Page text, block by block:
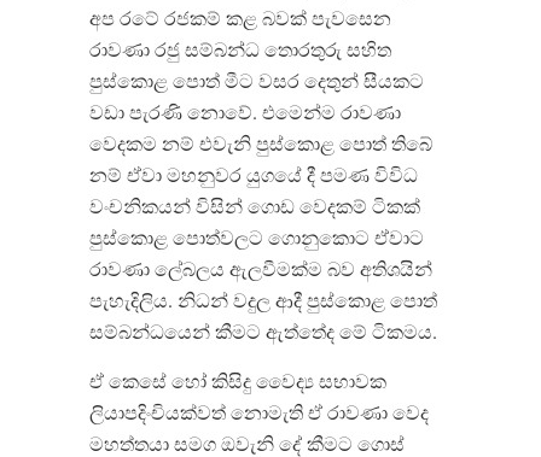
අප රටේ රජකම් කළ බවක් පැවසෙන
රාවණා රජු සම්බන්ධ තොරතුරු සහිත
පුස්කොළ පොත් මීට වසර දෙතුන් සීයකට
වඩා පැරණි නොවේ. එමෙන්ම රාවණා
වෙදකම නම් එවැනි පුස්කොළ පොත් තිබේ
නම් ඒවා මහනුවර යුගයේ දී පමණ විවිධ
වංචනිකයන් විසින් ගොඩ වෙදකම් ටිකක්
පුස්කොළ පොත්වලට ගොනුකොට ඒවාට
රාවණා ලේබලය ඇලවීමක්ම බව අතිශයින්
පැහැදිලිය. නිධන් වදුල ආදී පුස්කොළ පොත්
සම්බන්ධයෙන් කීමට ඇත්තේද මේ ටිකමය.
ඒ කෙසේ හෝ කිසිදු වෛද්‍ය සභාවක
ලියාපදිංචියක්වත් නොමැති ඒ රාවණා වෙද
මහත්තයා සමග ඔවැනි දේ කීමට ගොස්